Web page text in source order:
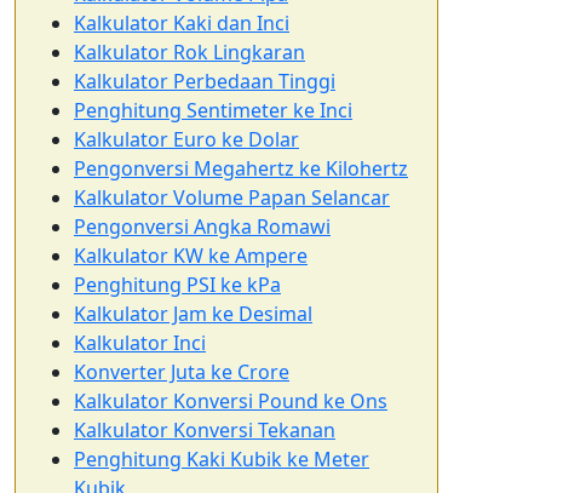
Kalkulator Kaki dan Inci
Kalkulator Rok Lingkaran
Kalkulator Perbedaan Tinggi
Penghitung Sentimeter ke Inci
Kalkulator Euro ke Dolar
Pengonversi Megahertz ke Kilohertz
Kalkulator Volume Papan Selancar
Pengonversi Angka Romawi
Kalkulator KW ke Ampere
Penghitung PSI ke kPa
Kalkulator Jam ke Desimal
Kalkulator Inci
Konverter Juta ke Crore
Kalkulator Konversi Pound ke Ons
Kalkulator Konversi Tekanan
Penghitung Kaki Kubik ke Meter